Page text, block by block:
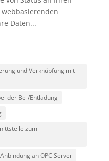
Daten...
und Verknüpfung mit
der Be-/Entladung
zum
an OPC Server